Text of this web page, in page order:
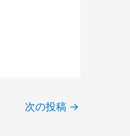
次の投稿 →